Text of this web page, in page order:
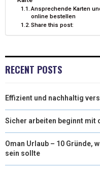
R
Ansprechende Karten
online bestellen
Share this post:
RECENT POSTS
Effizient und nachhaltig
Sicher arbeiten beginnt mit
Oman Urlaub – 10 Gründe,
sein sollte